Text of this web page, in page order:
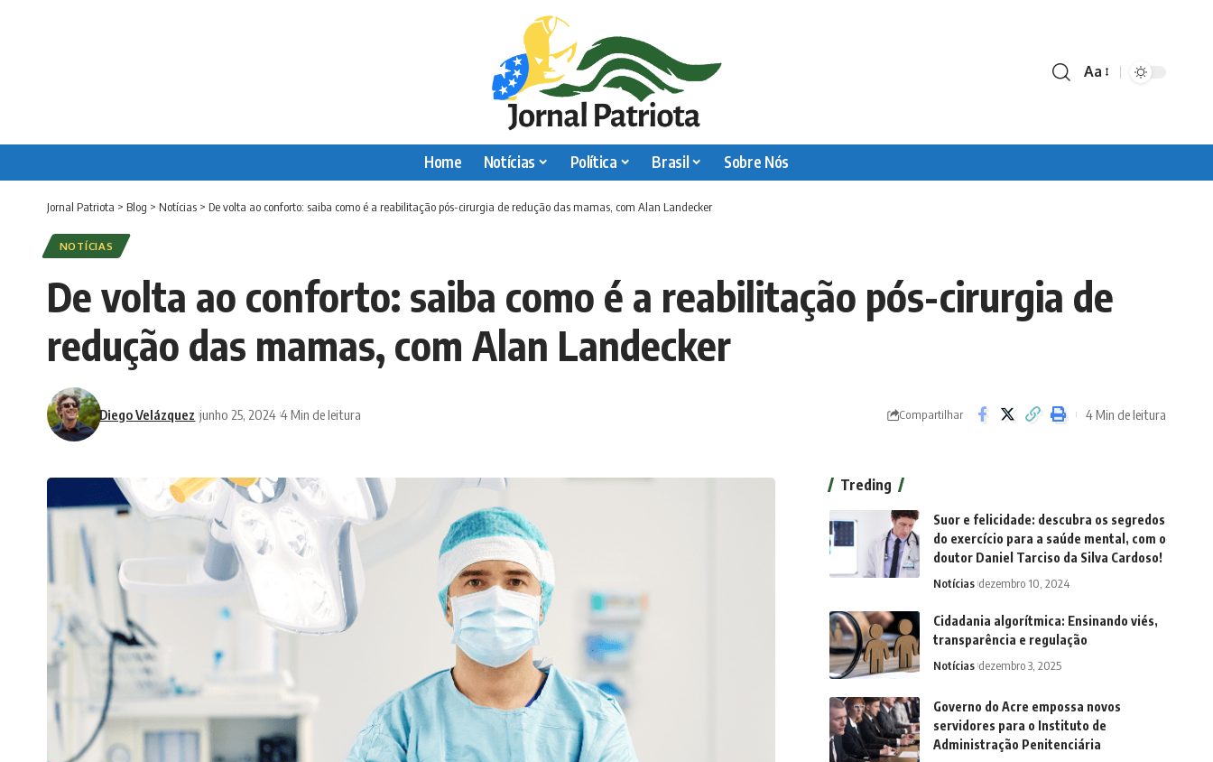
Font
Aa
Home Notícias Política Brasil Sobre Nós
Jornal Patriota > Blog > Notícias > De volta ao conforto: saiba como é a reabilitação pós-cirurgia de redução das mamas, com Alan Landecker
NOTÍCIAS
De volta ao conforto: saiba como é a reabilitação pós-cirurgia de
redução das mamas, com Alan Landecker
Diego Velázquez junho 25, 2024 4 Min de leitura Compartilhar 4 Min de leitura
Treding
Suor e felicidade: descubra os segredos
do exercício para a saúde mental, com o
doutor Daniel Tarciso da Silva Cardoso!
Notícias dezembro 10, 2024
Cidadania algorítmica: Ensinando viés,
transparência e regulação
Notícias dezembro 3, 2025
Governo do Acre empossa novos
servidores para o Instituto de
Administração Penitenciária